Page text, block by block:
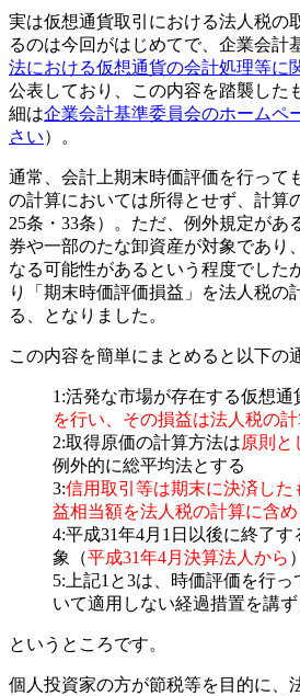
実は仮想通貨取引における法人税の
るのは今回がはじめてで、企業会計
法における仮想通貨の会計処理等に
公表しており、この内容を踏襲した
細は企業会計基準委員会のホームペ
さい）。
通常、会計上期末時価評価を行って
の計算においては所得とせず、計算
25条・33条）。ただ、例外規定があ
券や一部のたな卸資産が対象であり
なる可能性があるという程度でした
り「期末時価評価損益」を法人税の
る、となりました。
この内容を簡単にまとめると以下の
1:活発な市場が存在する仮想通
を行い、その損益は法人税の
2:取得原価の計算方法は原則と
例外的に総平均法とする
3:信用取引等は期末に決済した
益相当額を法人税の計算に含め
4:平成31年4月1日以後に終了
象（平成31年4月決算法人から ）
5:上記1と3は、時価評価を行
いて適用しない経過措置を講ず
というところです。
個人投資家の方が節税等を目的に、